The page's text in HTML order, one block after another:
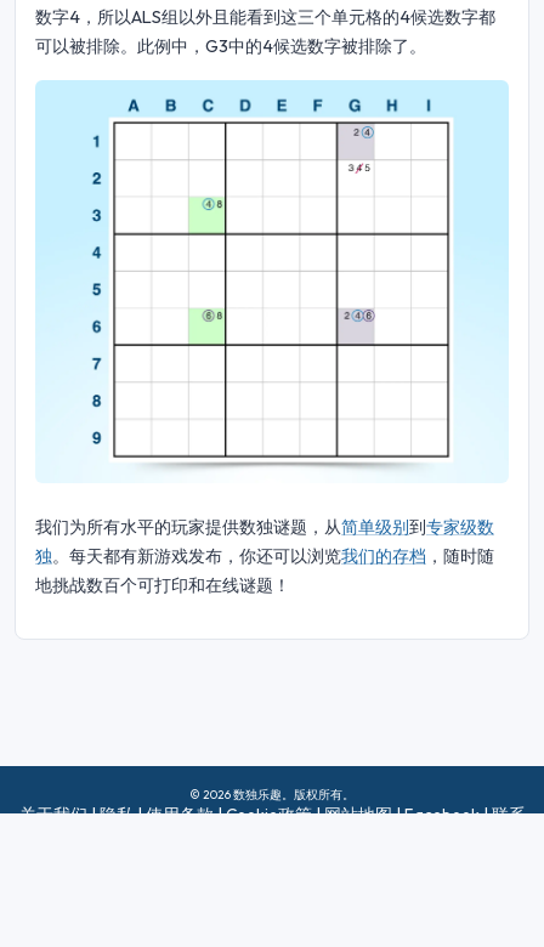
数字4，所以ALS组以外且能看到这三个单元格的4候选数字都
可以被排除。此例中，G3中的4候选数字被排除了。
我们为所有水平的玩家提供数独谜题，从简单级别到专家级数
独。每天都有新游戏发布，你还可以浏览我们的存档 ，随时随
地挑战数百个可打印和在线谜题！
© 2026 数独乐趣。版权所有。
关于我们|隐私|使用条款|Cookie政策|网站地图|Facebook|联系